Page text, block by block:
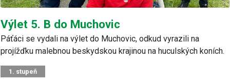
Výlet 5. B do Muchovic
Páťáci se vydali na výlet do Muchovic, odkud vyrazili na
projížďku malebnou beskydskou krajinou na huculských koních.
1. stupeň